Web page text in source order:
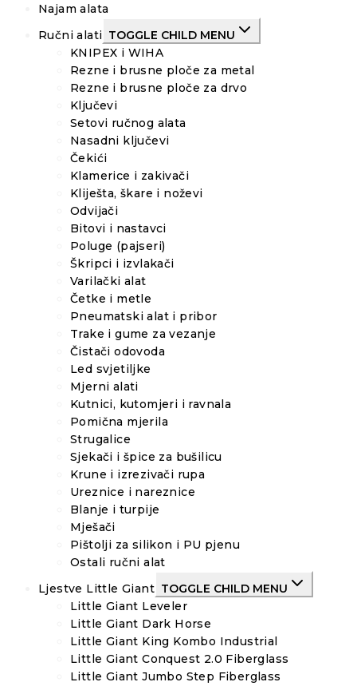
Najam alata
Ručni alati TOGGLE CHILD MENU
KNIPEX i WIHA
Rezne i brusne ploče za metal
Rezne i brusne ploče za drvo
Ključevi
Setovi ručnog alata
Nasadni ključevi
Čekići
Klamerice i zakivači
Kliješta, škare i noževi
Odvijači
Bitovi i nastavci
Poluge (pajseri)
Škripci i izvlakači
Varilački alat
Četke i metle
Pneumatski alat i pribor
Trake i gume za vezanje
Čistači odovoda
Led svjetiljke
Mjerni alati
Kutnici, kutomjeri i ravnala
Pomična mjerila
Strugalice
Sjekači i špice za bušilicu
Krune i izrezivači rupa
Ureznice i nareznice
Blanje i turpije
Mješači
Pištolji za silikon i PU pjenu
Ostali ručni alat
Ljestve Little Giant TOGGLE CHILD MENU
Little Giant Leveler
Little Giant Dark Horse
Little Giant King Kombo Industrial
Little Giant Conquest 2.0 Fiberglass
Little Giant Jumbo Step Fiberglass